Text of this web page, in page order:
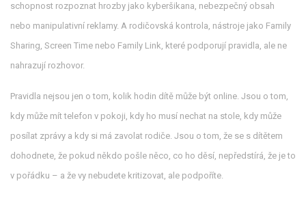
schopnost rozpoznat hrozby jako kyberšikana, nebezpečný obsah
nebo manipulativní reklamy. A rodičovská kontrola, nástroje jako Family
Sharing, Screen Time nebo Family Link, které podporují pravidla, ale ne
nahrazují rozhovor.
Pravidla nejsou jen o tom, kolik hodin dítě může být online. Jsou o tom,
kdy může mít telefon v pokoji, kdy ho musí nechat na stole, kdy může
posílat zprávy a kdy si má zavolat rodiče. Jsou o tom, že se s dítětem
dohodnete, že pokud někdo pošle něco, co ho děsí, nepředstírá, že je to
v pořádku – a že vy nebudete kritizovat, ale podpoříte.